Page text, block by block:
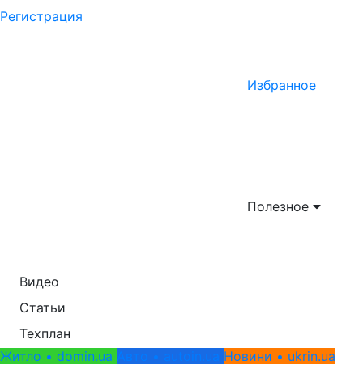
Регистрация
Избранное
Полезное
Видео
Статьи
Техплан
Житло • domin.ua Авто • autoin.ua Новини • ukrin.ua